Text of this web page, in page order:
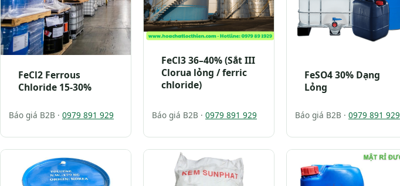
FeCl2 Ferrous
Chloride 15-30%
Báo giá B2B · 0979 891 929
FeCl3 36–40% (Sắt III
Clorua lỏng / ferric
chloride)
Báo giá B2B · 0979 891 929
FeSO4 30% Dạng
Lỏng
Báo giá B2B · 0979 891 929